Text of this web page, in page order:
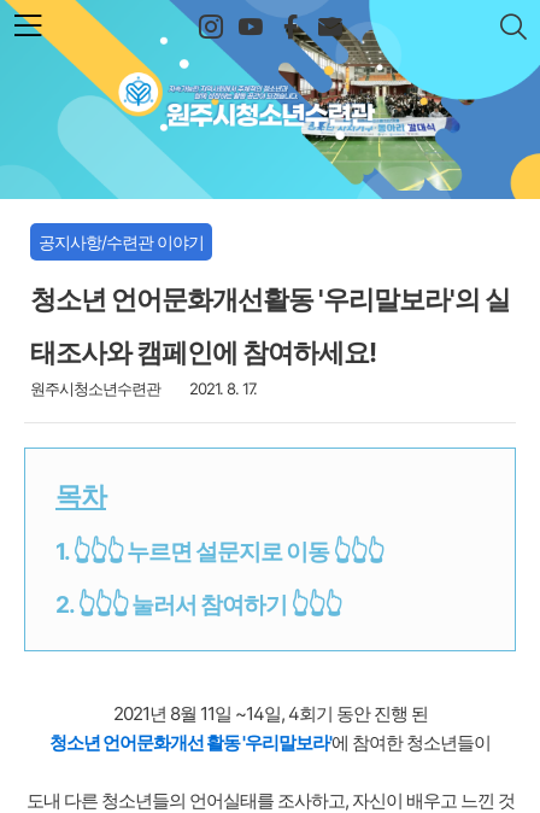
본문 바로가기
원주시청소년수련관
공지사항/수련관 이야기
청소년 언어문화개선활동 '우리말보라'의 실
태조사와 캠페인에 참여하세요!
원주시청소년수련관 2021. 8. 17.
1. ✔ 참여대상: 강원도에 거주중인 9 ~24세 청소년
2. ✔ 기간: 2021년 8월 14일 ~31일
3.
목차
1. 👆👆👆 누르면 설문지로 이동 👆👆👆
2. 👆👆👆 눌러서 참여하기 👆👆👆
1.
3. 👆👆👆 인스타그램과 페이스북에서 참여하기
👆👆👆
2021년 8월 11일 ~14일, 4회기 동안 진행 된
청소년 언어문화개선 활동 '우리말보라'에 참여한 청소년들이
도내 다른 청소년들의 언어실태를 조사하고, 자신이 배우고 느낀 것